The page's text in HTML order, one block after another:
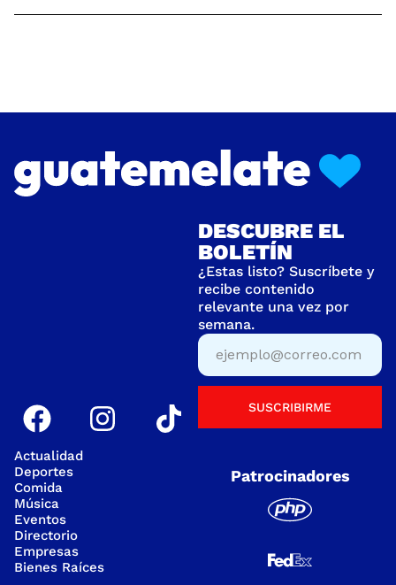
Actualidad
Deportes
Comida
Música
Eventos
Directorio
Empresas
Bienes Raíces
DESCUBRE EL
BOLETÍN
¿Estas listo? Suscríbete y
recibe contenido
relevante una vez por
semana.
SUSCRIBIRME
Patrocinadores